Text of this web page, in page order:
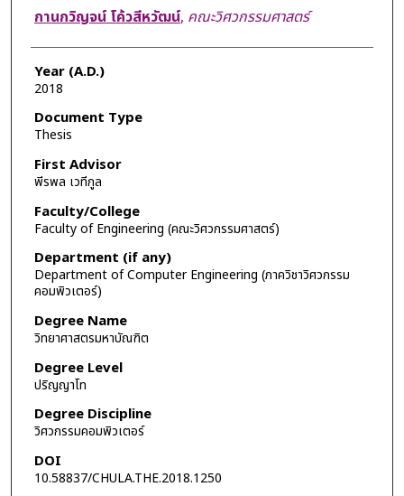
Author
กานกวิญจน์ โค้วสีหวัฒน์, คณะวิศวกรรมศาสตร์
Year (A.D.)
2018
Document Type
Thesis
First Advisor
พีรพล เวทีกูล
Faculty/College
Faculty of Engineering (คณะวิศวกรรมศาสตร์)
Department (if any)
Department of Computer Engineering (ภาควิชาวิศวกรรม
คอมพิวเตอร์)
Degree Name
วิทยาศาสตรมหาบัณฑิต
Degree Level
ปริญญาโท
Degree Discipline
วิศวกรรมคอมพิวเตอร์
DOI
10.58837/CHULA.THE.2018.1250